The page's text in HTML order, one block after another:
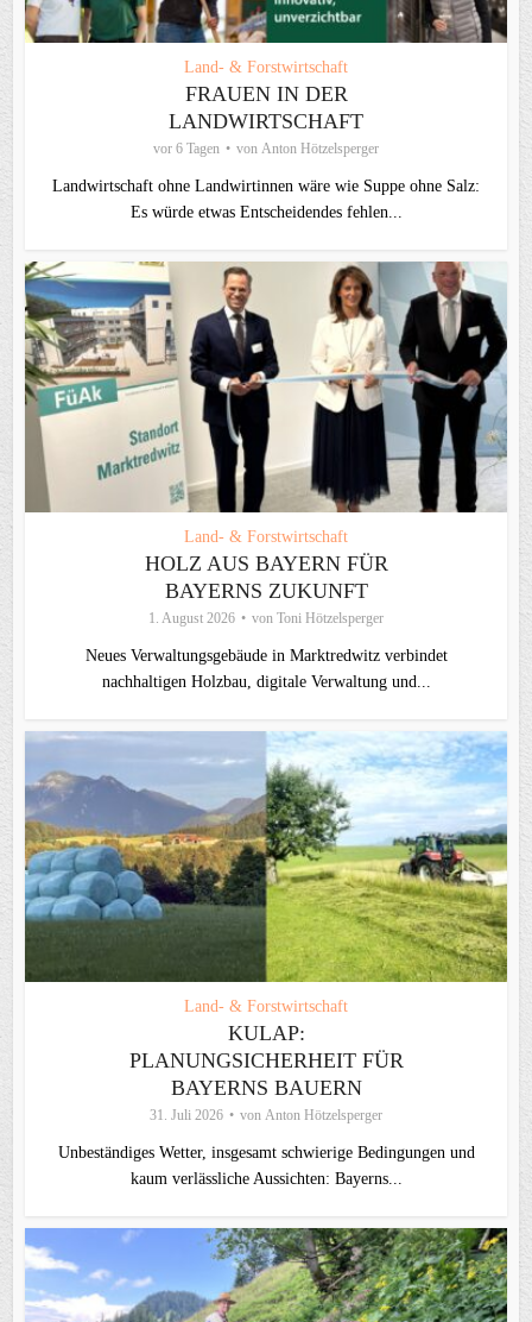
Land- & Forstwirtschaft
FRAUEN IN DER
LANDWIRTSCHAFT
vor 6 Tagen von Anton Hötzelsperger
Landwirtschaft ohne Landwirtinnen wäre wie Suppe ohne Salz:
Es würde etwas Entscheidendes fehlen...
Land- & Forstwirtschaft
HOLZ AUS BAYERN FÜR
BAYERNS ZUKUNFT
1. August 2026 von Toni Hötzelsperger
Neues Verwaltungsgebäude in Marktredwitz verbindet
nachhaltigen Holzbau, digitale Verwaltung und...
Land- & Forstwirtschaft
KULAP:
PLANUNGSICHERHEIT FÜR
BAYERNS BAUERN
31. Juli 2026 von Anton Hötzelsperger
Unbeständiges Wetter, insgesamt schwierige Bedingungen und
kaum verlässliche Aussichten: Bayerns...